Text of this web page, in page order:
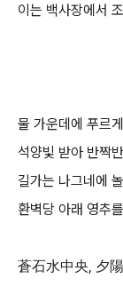
이는 백사장에서
물 가운데에 푸르
석양빛 받아 반짝
길가는 나그네에
환벽당 아래 영추
蒼石水中央, 夕